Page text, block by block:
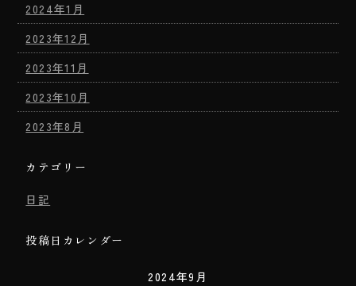
2024年1月
2023年12月
2023年11月
2023年10月
2023年8月
カテゴリー
日記
投稿日カレンダー
2024年9月